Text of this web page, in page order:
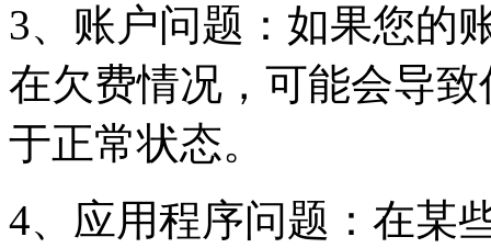
3、账户问题：如果您的
在欠费情况，可能会导
于正常状态。
4、应用程序问题：在某